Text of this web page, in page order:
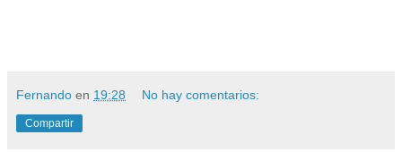
Fernando en 19:28 No hay comentarios:
Compartir